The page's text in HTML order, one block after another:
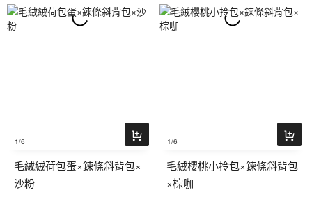
1/6
毛絨絨荷包蛋×鍊條斜背包×
沙粉
1/6
毛絨櫻桃小拎包×鍊條斜背包
×棕咖